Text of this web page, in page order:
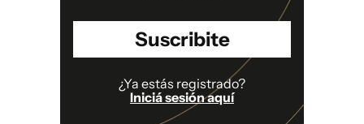
Suscribite
¿Ya estás registrado?
Iniciá sesión aquí